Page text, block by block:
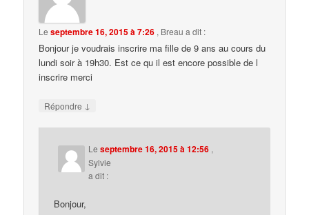
Leseptembre 16, 2015 à 7:26 , Breau a dit :
Bonjour je voudrais inscrire ma fille de 9 ans au cours du
lundi soir à 19h30. Est ce qu il est encore possible de l
inscrire merci
Répondre ↓
Leseptembre 16, 2015 à 12:56 ,
Sylvie
a dit :
Bonjour,